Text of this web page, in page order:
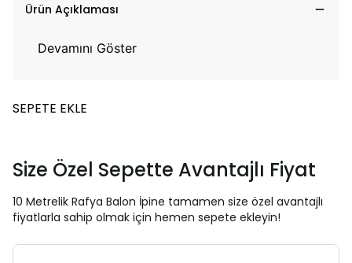
Ürün Açıklaması
Devamını Göster
SEPETE EKLE
Size Özel Sepette Avantajlı Fiyat
10 Metrelik Rafya Balon İpine tamamen size özel avantajlı
fiyatlarla sahip olmak için hemen sepete ekleyin!